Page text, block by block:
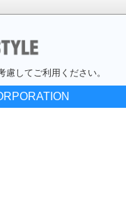
してご利用ください。